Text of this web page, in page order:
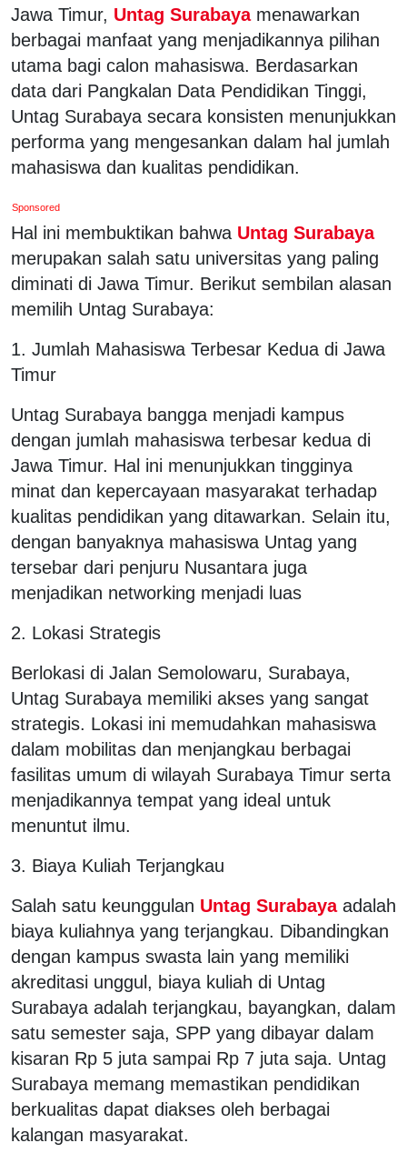
Jawa Timur, Untag Surabayamenawarkan
berbagai manfaat yang menjadikannya pilihan
utama bagi calon mahasiswa. Berdasarkan
data dari Pangkalan Data Pendidikan Tinggi,
Untag Surabaya secara konsisten menunjukkan
performa yang mengesankan dalam hal jumlah
mahasiswa dan kualitas pendidikan.
Sponsored
Hal ini membuktikan bahwa Untag Surabaya
merupakan salah satu universitas yang paling
diminati di Jawa Timur. Berikut sembilan alasan
memilih Untag Surabaya:
1. Jumlah Mahasiswa Terbesar Kedua di Jawa
Timur
Untag Surabaya bangga menjadi kampus
dengan jumlah mahasiswa terbesar kedua di
Jawa Timur. Hal ini menunjukkan tingginya
minat dan kepercayaan masyarakat terhadap
kualitas pendidikan yang ditawarkan. Selain itu,
dengan banyaknya mahasiswa Untag yang
tersebar dari penjuru Nusantara juga
menjadikan networking menjadi luas
2. Lokasi Strategis
Berlokasi di Jalan Semolowaru, Surabaya,
Untag Surabaya memiliki akses yang sangat
strategis. Lokasi ini memudahkan mahasiswa
dalam mobilitas dan menjangkau berbagai
fasilitas umum di wilayah Surabaya Timur serta
menjadikannya tempat yang ideal untuk
menuntut ilmu.
3. Biaya Kuliah Terjangkau
Salah satu keunggulan Untag Surabaya adalah
biaya kuliahnya yang terjangkau. Dibandingkan
dengan kampus swasta lain yang memiliki
akreditasi unggul, biaya kuliah di Untag
Surabaya adalah terjangkau, bayangkan, dalam
satu semester saja, SPP yang dibayar dalam
kisaran Rp 5 juta sampai Rp 7 juta saja. Untag
Surabaya memang memastikan pendidikan
berkualitas dapat diakses oleh berbagai
kalangan masyarakat.